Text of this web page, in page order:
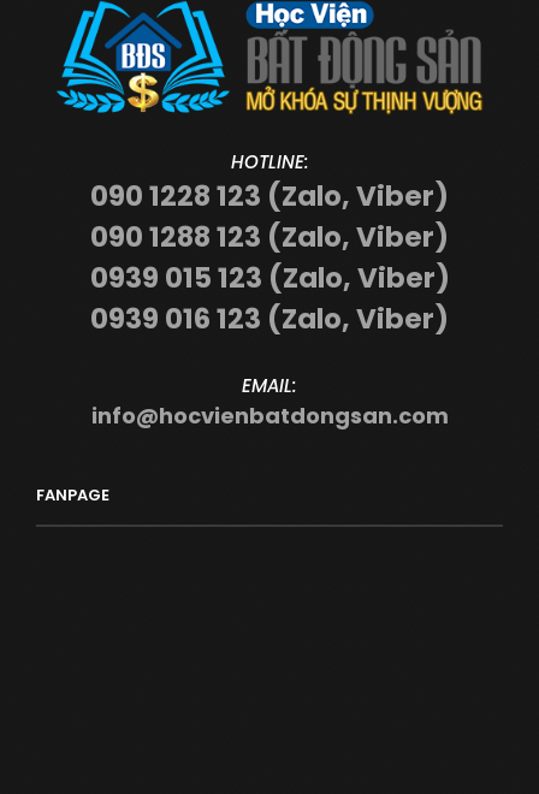
HOTLINE:
090 1228 123 (Zalo, Viber)
090 1288 123 (Zalo, Viber)
0939 015 123 (Zalo, Viber)
0939 016 123 (Zalo, Viber)
EMAIL:
info@hocvienbatdongsan.com
FANPAGE